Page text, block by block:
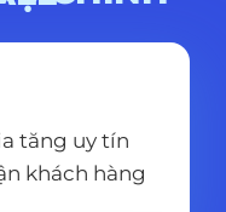
tăng uy tín
khách hàng